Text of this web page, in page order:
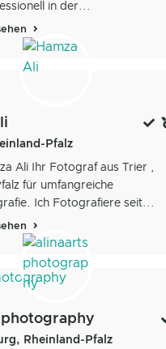
in der...
Pfalz
Ali Ihr Fotograf aus Trier ,
für umfangreiche
Ich Fotografiere seit...
Rheinland-Pfalz